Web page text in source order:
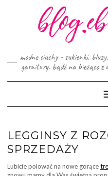
modne ciuchy - sukienki,
garnitury. bądź na bieżąco z
LEGGINSY Z
SPRZEDAŻY
Lubicie polować na nowe gorące